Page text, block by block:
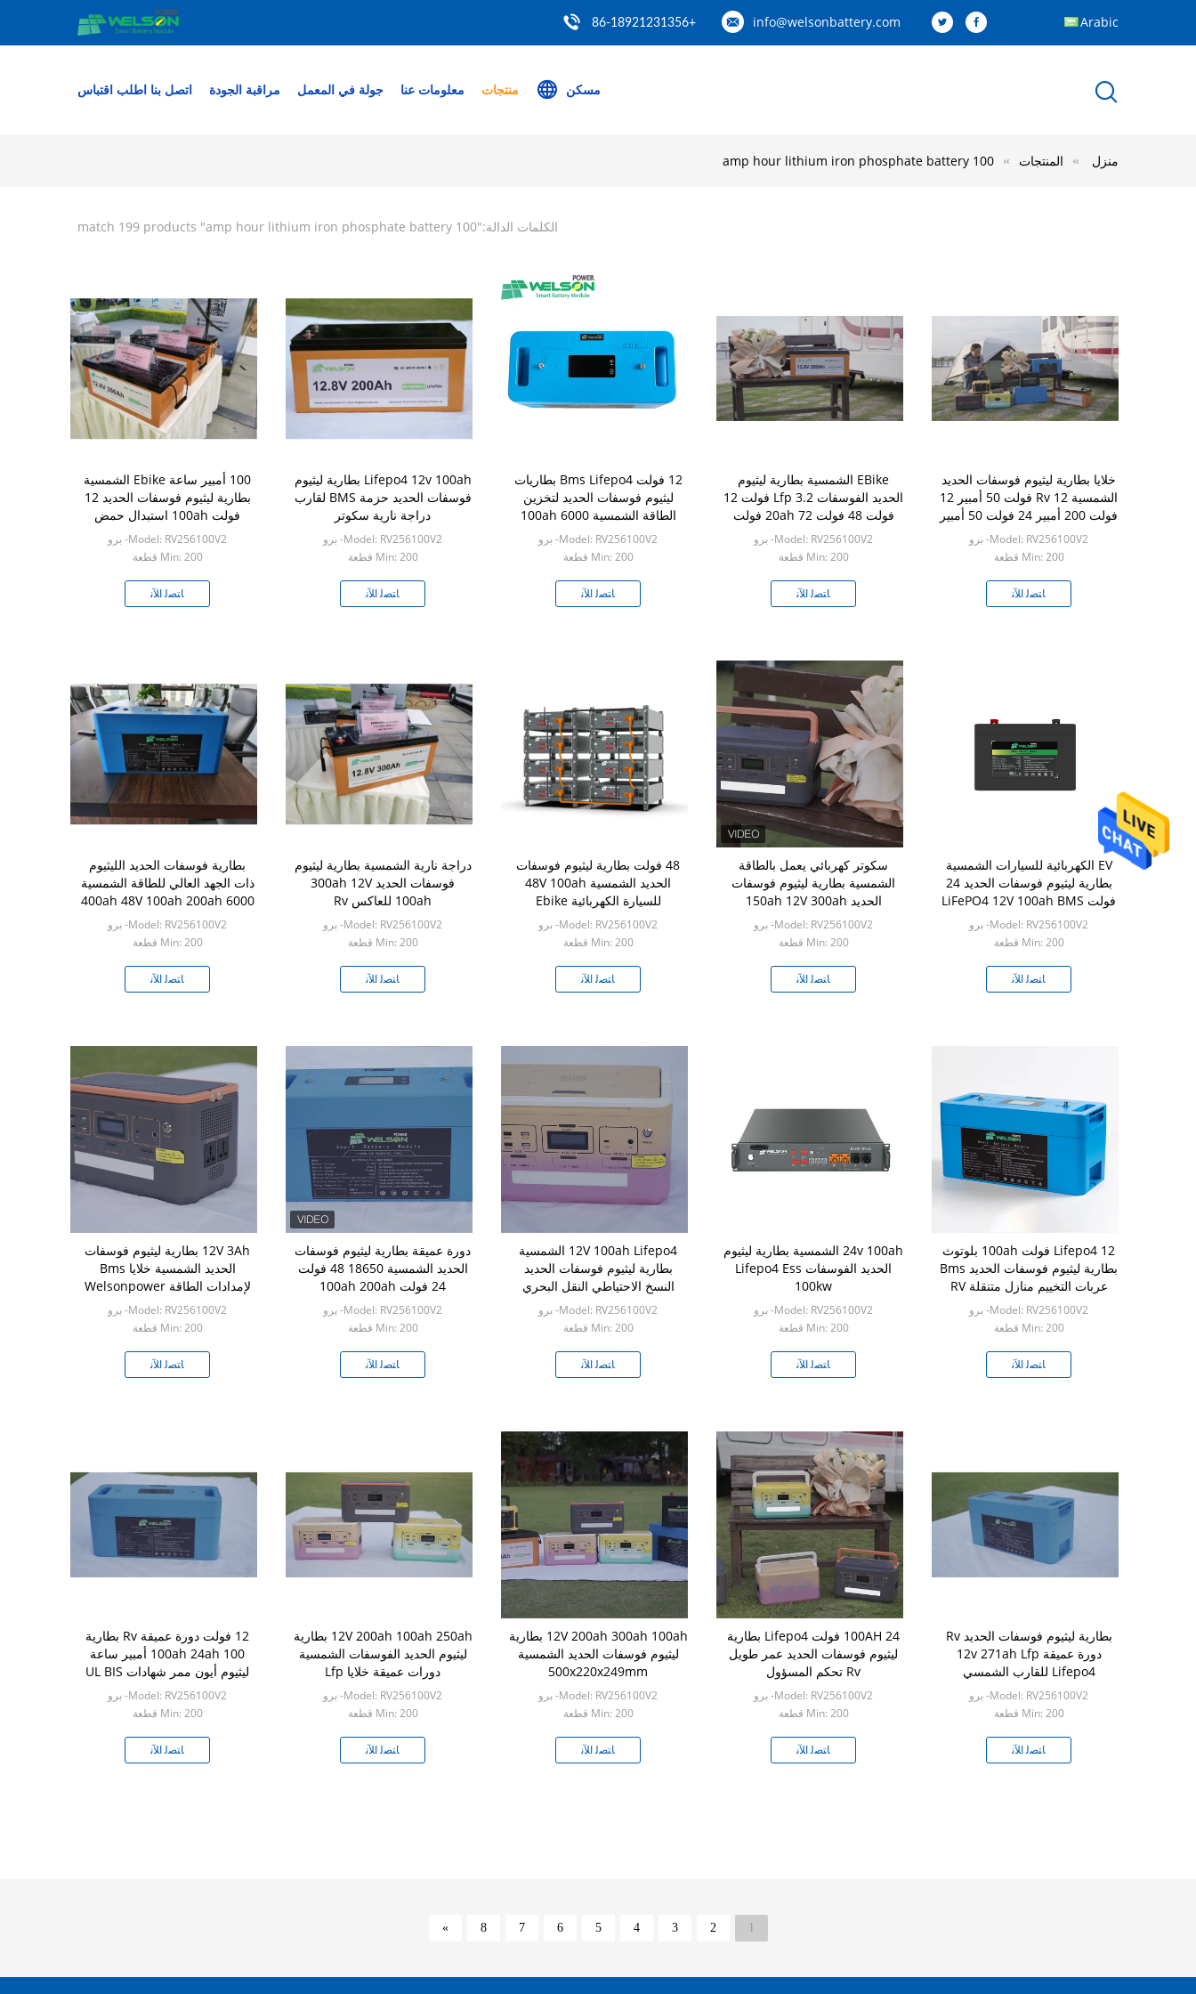
info@welsonbattery.com
+86-18921231356 Arabic
مسكن منتجات معلومات عنا جولة في المعمل مراقبة الجودة اتصل بنا اطلب اقتباس
منزل المنتجات 100 amp hour lithium iron phosphate battery
الكلمات الدالة:"100 amp hour lithium iron phosphate battery
" match 199 products
100 أمبير ساعة Ebike الشمسية
بطارية ليثيوم فوسفات الحديد 12
فولت 100ah استبدال حمض
الرصاص
Model: RV256100V2- برو
Min: 200 قطعة
ﺎﺘﺼﻟ ﺍﻶﻧ
Lifepo4 12v 100ah بطارية ليثيوم
فوسفات الحديد حزمة BMS لقارب
دراجة نارية سكوتر
Model: RV256100V2- برو
Min: 200 قطعة
ﺎﺘﺼﻟ ﺍﻶﻧ
12 فولت Bms Lifepo4 بطاريات
ليثيوم فوسفات الحديد لتخزين
الطاقة الشمسية 100ah 6000
دورة
Model: RV256100V2- برو
Min: 200 قطعة
ﺎﺘﺼﻟ ﺍﻶﻧ
EBike الشمسية بطارية ليثيوم
الحديد الفوسفات Lfp 3.2 فولت 12
فولت 48 فولت 20ah 72 فولت
سكوتر كهربائي
Model: RV256100V2- برو
Min: 200 قطعة
ﺎﺘﺼﻟ ﺍﻶﻧ
خلايا بطارية ليثيوم فوسفات الحديد
الشمسية Rv 12 فولت 50 أمبير 12
فولت 200 أمبير 24 فولت 50 أمبير
Model: RV256100V2- برو
Min: 200 قطعة
ﺎﺘﺼﻟ ﺍﻶﻧ
بطارية فوسفات الحديد الليثيوم
ذات الجهد العالي للطاقة الشمسية
400ah 48V 100ah 200ah 6000
Cycle Times
Model: RV256100V2- برو
Min: 200 قطعة
ﺎﺘﺼﻟ ﺍﻶﻧ
دراجة نارية الشمسية بطارية ليثيوم
فوسفات الحديد 300ah 12V
100ah للعاكس Rv
Model: RV256100V2- برو
Min: 200 قطعة
ﺎﺘﺼﻟ ﺍﻶﻧ
48 فولت بطارية ليثيوم فوسفات
الحديد الشمسية 48V 100ah
للسيارة الكهربائية Ebike
Model: RV256100V2- برو
Min: 200 قطعة
ﺎﺘﺼﻟ ﺍﻶﻧ
سكوتر كهربائي يعمل بالطاقة
الشمسية بطارية ليثيوم فوسفات
الحديد 150ah 12V 300ah
20000mah
Model: RV256100V2- برو
Min: 200 قطعة
ﺎﺘﺼﻟ ﺍﻶﻧ
EV الكهربائية للسيارات الشمسية
بطارية ليثيوم فوسفات الحديد 24
فولت LiFePO4 12V 100ah BMS
Model: RV256100V2- برو
Min: 200 قطعة
ﺎﺘﺼﻟ ﺍﻶﻧ
12V 3Ah بطارية ليثيوم فوسفات
الحديد الشمسية خلايا Bms
لإمدادات الطاقة Welsonpower
Model: RV256100V2- برو
Min: 200 قطعة
ﺎﺘﺼﻟ ﺍﻶﻧ
دورة عميقة بطارية ليثيوم فوسفات
الحديد الشمسية 18650 48 فولت
24 فولت 100ah 200ah
Model: RV256100V2- برو
Min: 200 قطعة
ﺎﺘﺼﻟ ﺍﻶﻧ
12V 100ah Lifepo4 الشمسية
بطارية ليثيوم فوسفات الحديد
النسخ الاحتياطي النقل البحري
الصيد مولد الرياح
Model: RV256100V2- برو
Min: 200 قطعة
ﺎﺘﺼﻟ ﺍﻶﻧ
24v 100ah الشمسية بطارية ليثيوم
الحديد الفوسفات Lifepo4 Ess
100kw
Model: RV256100V2- برو
Min: 200 قطعة
ﺎﺘﺼﻟ ﺍﻶﻧ
Lifepo4 12 فولت 100ah بلوتوث
بطارية ليثيوم فوسفات الحديد Bms
عربات التخييم منازل متنقلة RV
البحرية
Model: RV256100V2- برو
Min: 200 قطعة
ﺎﺘﺼﻟ ﺍﻶﻧ
12 فولت دورة عميقة Rv بطارية
100ah 24ah 100 أمبير ساعة
ليثيوم أيون ممر شهادات UL BIS
Model: RV256100V2- برو
Min: 200 قطعة
ﺎﺘﺼﻟ ﺍﻶﻧ
12V 200ah 100ah 250ah بطارية
ليثيوم الحديد الفوسفات الشمسية
دورات عميقة خلايا Lfp
Model: RV256100V2- برو
Min: 200 قطعة
ﺎﺘﺼﻟ ﺍﻶﻧ
12V 200ah 300ah 100ah بطارية
ليثيوم فوسفات الحديد الشمسية
500x220x249mm
Model: RV256100V2- برو
Min: 200 قطعة
ﺎﺘﺼﻟ ﺍﻶﻧ
100AH ​​24 فولت Lifepo4 بطارية
ليثيوم فوسفات الحديد عمر طويل
Rv تحكم المسؤول
Model: RV256100V2- برو
Min: 200 قطعة
ﺎﺘﺼﻟ ﺍﻶﻧ
بطارية ليثيوم فوسفات الحديد Rv
دورة عميقة 12v 271ah Lfp
Lifepo4 للقارب الشمسي
Model: RV256100V2- برو
Min: 200 قطعة
ﺎﺘﺼﻟ ﺍﻶﻧ
1
2
3
4
5
6
7
8
»